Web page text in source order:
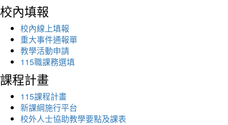
校內填報
校內線上填報
重大事件通報單
教學活動申請
115職課務選填
課程計畫
115課程計畫
新課綱施行平台
校外人士協助教學要點及課表